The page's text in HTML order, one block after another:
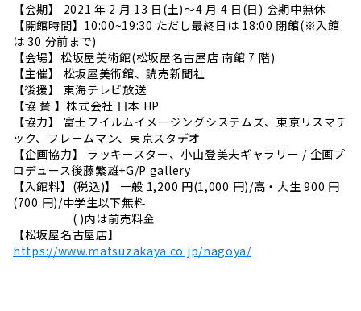
【会期】 2021 年 2 月 13 日(土)〜4 月 4 日(日) 会期中無休
【開館時間】10:00~19:30 ただし最終日は 18:00 閉館(※入館
は 30 分前まで)
【会場】松坂屋美術館(松坂屋名古屋店 南館 7 階)
【主催】 松坂屋美術館、読売新聞社
【後援】 東海テレビ放送
【協 賛 】株式会社 日本 HP
【協力】 富士フイルムイメージングシステムズ、東京リスマチ
ック、フレームマン、東京スタデオ
【企画協力】 ラッキースター、小山登美夫ギャラリー / 企画プ
ロデュース後藤繁雄+G/P gallery
【入館料】(税込)】 一般 1,200 円(1,000 円)/高・大生 900 円
(700 円)/中学生以下無料
( )内は前売料金
【松坂屋名古屋店】
https://www.matsuzakaya.co.jp/nagoya/